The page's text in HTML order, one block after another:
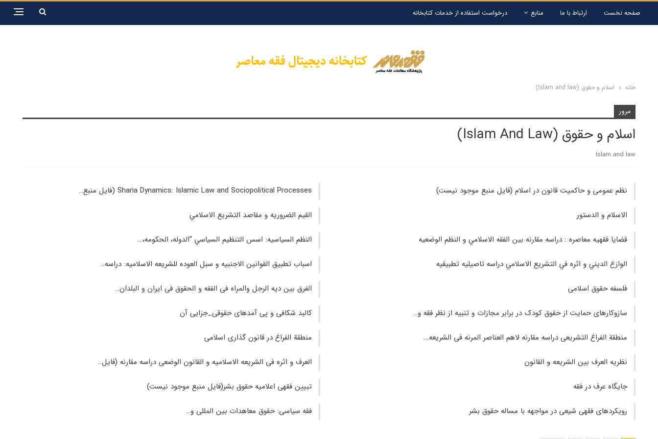
صفحه نخست ارتباط با ما منابع درخواست استفاده از خدمات کتابخانه
خانه اسلام و حقوق (Islam and law)
مرور
اسلام و حقوق (Islam And Law)
Islam and law
نظم عمومی و حاکمیت قانون در اسلام (فایل منبع موجود نیست) Sharia Dynamics: Islamic Law and Sociopolitical Processes (فایل منبع…
الاسلام‌ و الدستور القيم الضروريه و مقاصد التشريع الاسلامي
قضايا فقهيه معاصره : دراسه مقارنه بين الفقه الاسلامي و النظم الوضعيه النظم‌ السيا‌سيه: اسس‌ التنظيم‌ السيا‌سي‌ “الدوله، الحكومه‌،…
الوازع الديني و اثره في التشريع الاسلامي دراسه تاصيليه تطبيقيه اسباب تطبيق القوانين الاجنبيه و سبل العوده للشريعه الاسلاميه: دراسه…
فلسفه‌ حقوق‌ اسلامی الفرق بین دیه الرجل والمراه فی الفقه و الحقوق فی ایران و البلدان…
سازوکارهای حمایت از حقوق کودک در برابر مجازات و تنبیه از نظر فقه و… کالبد شکافی و پی‌ آمدهای حقوقی_جزایی آن
منطقة الفراغ التشریعی دراسه مقارنه لاهم العناصر المرنه فی الشریعه… منطقة الفراغ در قانون‌ گذاری اسلامی
نظریه العرف بین الشریعه و القانون العرف و اثره فی الشریعه الاسلامیه و القانون الوضعی دراسه مقارنه (فایل…
جایگاه عرف در فقه تبیین فقهی اعلامیه حقوق بشر(فایل منبع موجود نیست)
رویکردهای فقهی شیعی در مواجهه با مساله حقوق بشر ف‍ق‍ه‌ س‍ی‍اس‍ی‌: ح‍ق‍وق‌ مع‍اه‍دات‌ ب‍ی‍ن ال‍م‍ل‍ل‍ی‌ و…